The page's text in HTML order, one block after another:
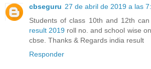
cbseguru 27 de abril de 2019 a las
Students of class 10th and 12th can
result 2019 roll no. and school wise
cbse. Thanks & Regards india result
Responder